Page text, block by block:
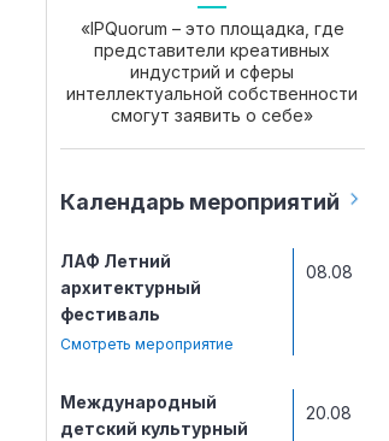
«IPQuorum – это площадка, где
представители креативных
индустрий и сферы
интеллектуальной собственности
смогут заявить о себе»
Календарь мероприятий
ЛАФ Летний
архитектурный
фестиваль
Смотреть мероприятие
08.08
Международный
детский культурный
20.08